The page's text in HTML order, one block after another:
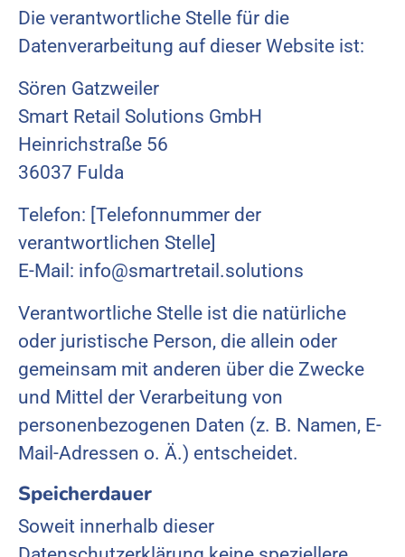
Die verantwortliche Stelle für die
Datenverarbeitung auf dieser Website ist:
Sören Gatzweiler
Smart Retail Solutions GmbH
Heinrichstraße 56
36037 Fulda
Telefon: [Telefonnummer der
verantwortlichen Stelle]
E-Mail: info@smartretail.solutions
Verantwortliche Stelle ist die natürliche
oder juristische Person, die allein oder
gemeinsam mit anderen über die Zwecke
und Mittel der Verarbeitung von
personenbezogenen Daten (z. B. Namen, E-
Mail-Adressen o. Ä.) entscheidet.
Speicherdauer
Soweit innerhalb dieser